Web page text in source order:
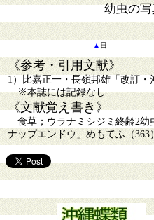
幼虫の
▲ 日
《参考・引用文献》
1）比嘉正一・長嶺邦雄「改訂・
※本誌には記録なし.
《文献覚え書き》
食草；ウラナミシジミ終齢2幼
ナップエンドウ」めもてふ（363